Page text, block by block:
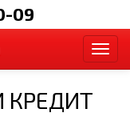
09